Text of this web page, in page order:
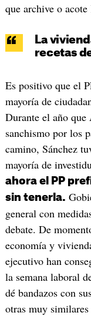
que archive o
La
recetas
Es positivo que el
mayoría de
Durante el año
sanchismo por los
camino, Sánchez
mayoría de
ahora el PP
sin tenerla.
general con
debate. De
economía y
ejecutivo han
la semana laboral
dé bandazos con
otras muy